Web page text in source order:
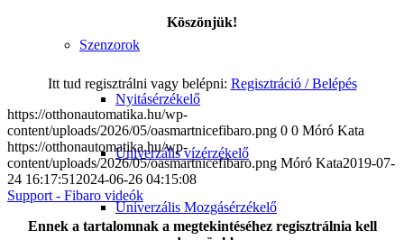
Szenzorok
Nyitásérzékelő
Univerzális vízérzékelő
Univerzális Mozgásérzékelő
Köszönjük!
Itt tud regisztrálni vagy belépni: Regisztráció / Belépés
https://otthonautomatika.hu/wp-
content/uploads/2026/05/oasmartnicefibaro.png 0 0 Móró Kata
https://otthonautomatika.hu/wp-
content/uploads/2026/05/oasmartnicefibaro.png Móró Kata2019-07-
24 16:17:51 2024-06-26 04:15:08
Support - Fibaro videók
Ennek a tartalomnak a megtekintéséhez regisztrálnia kell